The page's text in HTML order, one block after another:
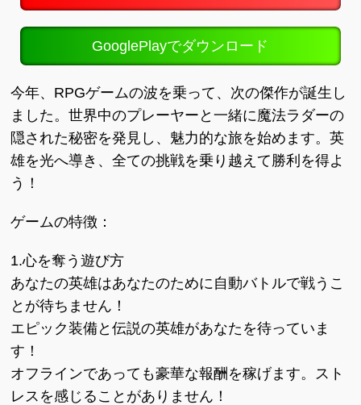
GooglePlayでダウンロード
今年、RPGゲームの波を乗って、次の傑作が誕生し
ました。世界中のプレーヤーと一緒に魔法ラダーの
隠された秘密を発見し、魅力的な旅を始めます。英
雄を光へ導き、全ての挑戦を乗り越えて勝利を得よ
う！
ゲームの特徴：
1.心を奪う遊び方
あなたの英雄はあなたのために自動バトルで戦うこ
とが待ちません！
エピック装備と伝説の英雄があなたを待っていま
す！
オフラインであっても豪華な報酬を稼げます。スト
レスを感じることがありません！